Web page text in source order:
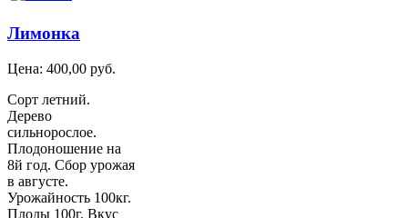
Лимонка
Цена: 400,00 руб.
Сорт летний.
Дерево
сильнорослое.
Плодоношение на
8й год. Сбор урожая
в августе.
Урожайность 100кг.
Плоды 100г. Вкус